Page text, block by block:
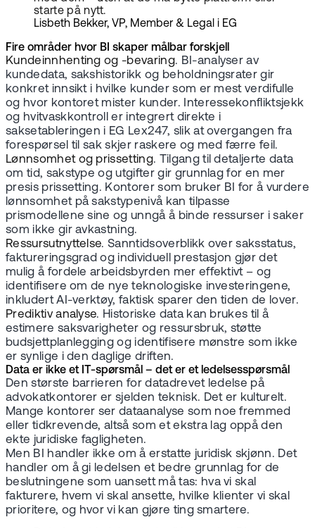
starte på nytt.
Lisbeth Bekker, VP, Member & Legal i EG
Fire områder hvor BI skaper målbar forskjell
Kundeinnhenting og -bevaring. BI-analyser av
kundedata, sakshistorikk og beholdningsrater gir
konkret innsikt i hvilke kunder som er mest verdifulle
og hvor kontoret mister kunder. Interessekonfliktsjekk
og hvitvaskkontroll er integrert direkte i
saksetableringen i EG Lex247, slik at overgangen fra
forespørsel til sak skjer raskere og med færre feil.
Lønnsomhet og prissetting. Tilgang til detaljerte data
om tid, sakstype og utgifter gir grunnlag for en mer
presis prissetting. Kontorer som bruker BI for å vurdere
lønnsomhet på sakstypenivå kan tilpasse
prismodellene sine og unngå å binde ressurser i saker
som ikke gir avkastning.
Ressursutnyttelse. Sanntidsoverblikk over saksstatus,
faktureringsgrad og individuell prestasjon gjør det
mulig å fordele arbeidsbyrden mer effektivt – og
identifisere om de nye teknologiske investeringene,
inkludert AI-verktøy, faktisk sparer den tiden de lover.
Prediktiv analyse. Historiske data kan brukes til å
estimere saksvarigheter og ressursbruk, støtte
budsjettplanlegging og identifisere mønstre som ikke
er synlige i den daglige driften.
Data er ikke et IT-spørsmål – det er et ledelsesspørsmål
Den største barrieren for datadrevet ledelse på
advokatkontorer er sjelden teknisk. Det er kulturelt.
Mange kontorer ser dataanalyse som noe fremmed
eller tidkrevende, altså som et ekstra lag oppå den
ekte juridiske fagligheten.
Men BI handler ikke om å erstatte juridisk skjønn. Det
handler om å gi ledelsen et bedre grunnlag for de
beslutningene som uansett må tas: hva vi skal
fakturere, hvem vi skal ansette, hvilke klienter vi skal
prioritere, og hvor vi kan gjøre ting smartere.